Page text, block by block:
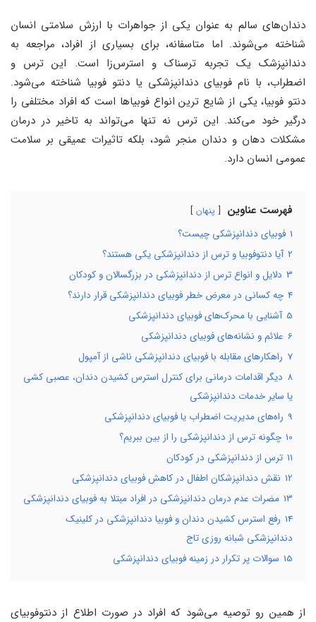
دندان‌های سالم به عنوان یکی از جواهرات با ارزش سلامتی انسان
شناخته می‌‌شوند. اما متاسفانه، برای بسیاری از افراد، مراجعه به
دندانپزشک یک تجربه ترسناک و استرس‌‌زا است. این ترس و
اضطراب، با نام فوبیای دندانپزشکی یا دنتو فوبیا شناخته می‌‌شود.
دنتو فوبیا، یکی از شایع ‌ترین انواع فوبیاها است که افراد مختلفی را
درگیر خود می‌کند. این ترس نه تنها می‌‌تواند به تاخیر در درمان
مشکلات دهان و دندان منجر شود، بلکه تاثیرات عمیقی بر سلامت
عمومی انسان دارد.
فهرست عناوین پنهان
1 فوبیای دندانپزشکی چیست؟
2 آیا دنتوفوبیا و ترس از دندانپزشکی یکی هستند؟
3 دلایل و انواع ترس از دندانپزشکی در بزرگسالان و کودکان
4 چه کسانی در معرض خطر فوبیای دندانپزشکی قرار دارند؟
5 آشنایی با محرک‌های فوبیای دندانپزشکی
6 علائم و نشانه‌‌های فوبیای دندانپزشکی
7 راهکارهای مقابله با فوبیای دندانپزشکی ناشی از آمپول
8 دیگر اقدامات درمانی برای کنترل استرس کشیدن دندان، عصبی کشی
یا سایر خدمات دندانپزشکی
9 راه‌‌های مدیریت اضطراب یا فوبیای دندانپزشکی
10 چگونه ترس از دندانپزشکی را از بین ببریم؟
11 ترس از دندانپزشکی در کودکان
12 نقش دندانپزشکان اطفال در کاهش فوبیای دندانپزشکی
13 مضرات عدم درمان دندانپزشکی در افراد مبتلا به فوبیای دندانپزشکی
14 رفع استرس کشیدن دندان و فوبیا دندانپزشکی در کلینیک
دندانپزشکی شبانه روزی تاج
15 سوالات پر تکرار در زمینه فوبیای دندانپزشکی
از همین رو توصیه می‌شود که افراد در صورت اطلاع از دنتوفوبیای